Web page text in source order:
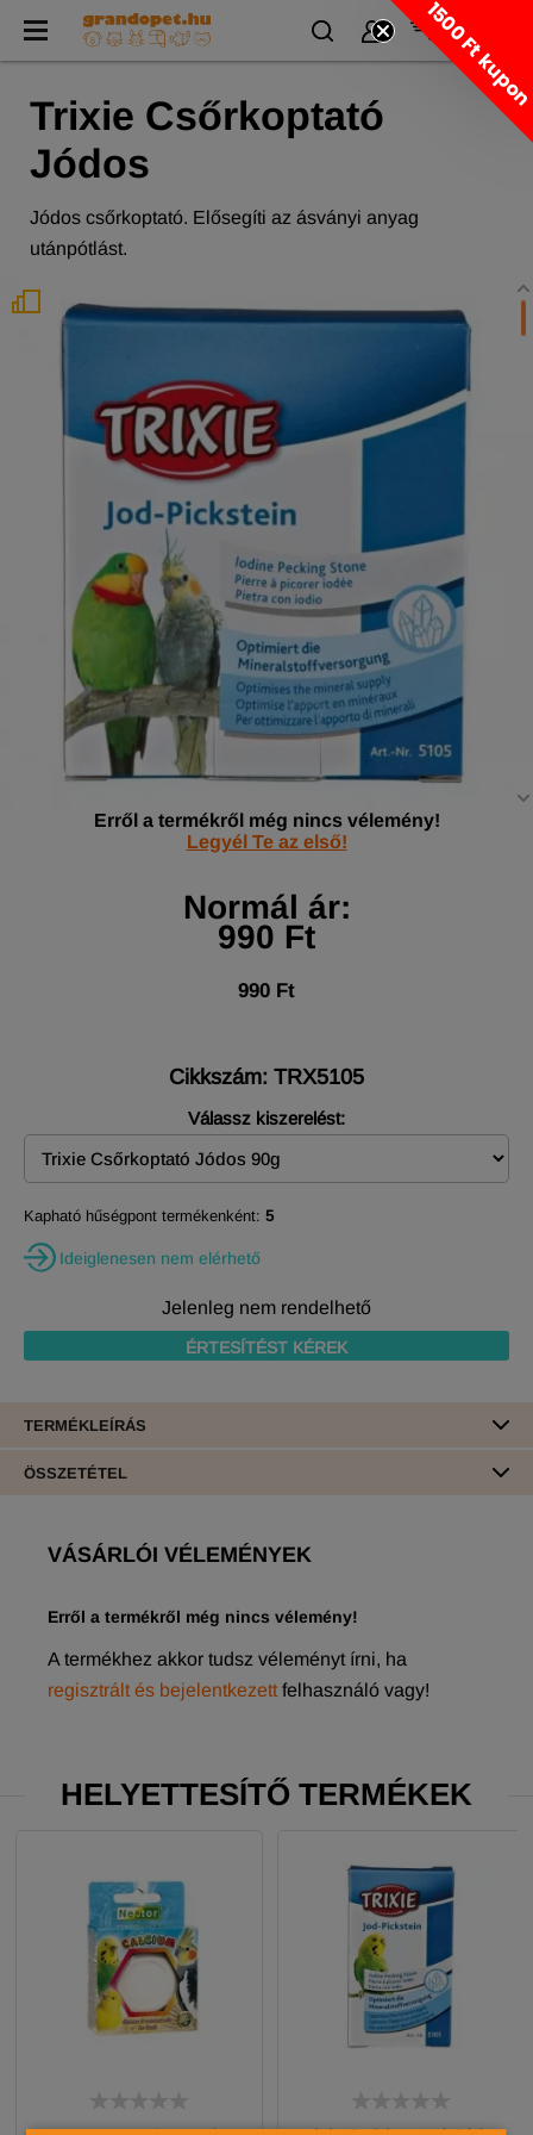
Trixie Csőrkoptató
Jódos
Jódos csőrkoptató. Elősegíti az ásványi anyag
utánpótlást.
Erről a termékről még nincs vélemény!
Legyél Te az első!
Normál ár:
990 Ft
990 Ft
Cikkszám: TRX5105
Válassz kiszerelést:
Kapható hűségpont termékenként: 5
Ideiglenesen nem elérhető
Jelenleg nem rendelhető
ÉRTESÍTÉST KÉREK
TERMÉKLEÍRÁS
ÖSSZETÉTEL
VÁSÁRLÓI VÉLEMÉNYEK
Erről a termékről még nincs vélemény!
A termékhez akkor tudsz véleményt írni, ha
regisztrált és bejelentkezett felhasználó vagy!
HELYETTESÍTŐ TERMÉKEK
1500 Ft